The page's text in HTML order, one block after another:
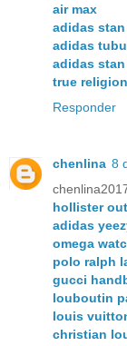
air max
adidas
adidas
adidas
true
Responder
chenlina 8
hollister
adidas
omega
polo ralph
gucci
louboutin
louis
christian